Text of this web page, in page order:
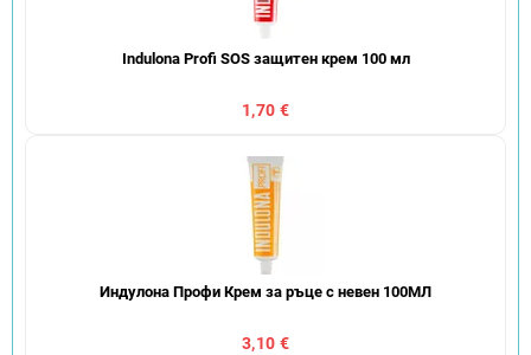
Indulona Profi SOS защитен крем 100 мл
1,70 €
Индулона Профи Крем за ръце с невен 100МЛ
3,10 €